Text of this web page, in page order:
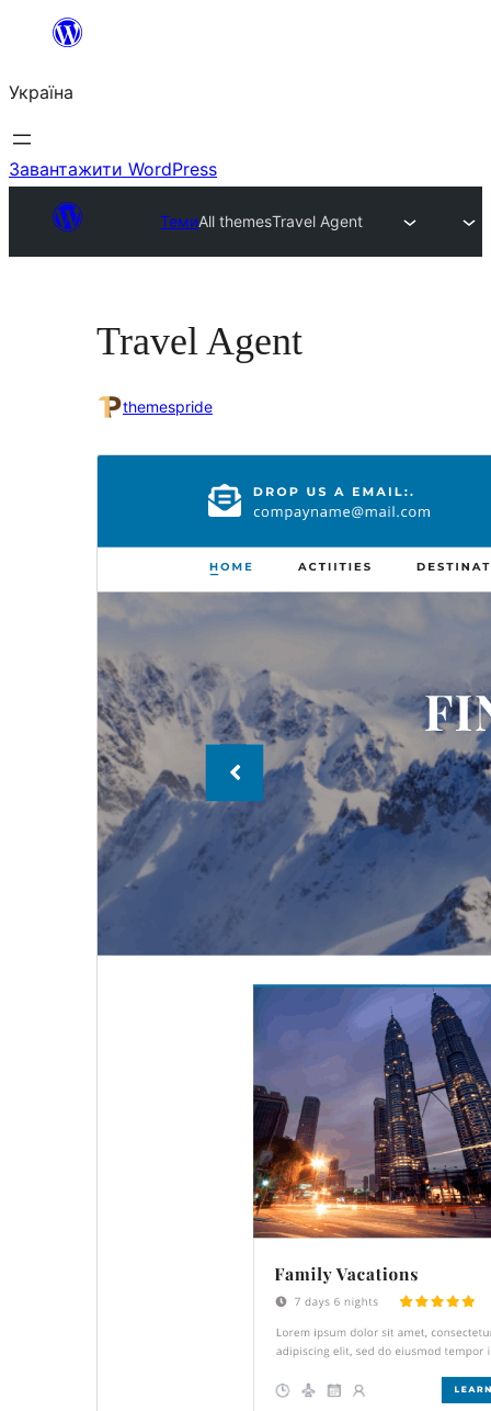
Перейти
вмісту
Україна
Завантажити WordPress
ТемиAll themesTravel Agent
Travel Agent
themespride